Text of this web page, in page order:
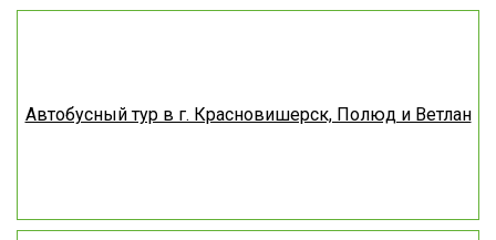
Автобусный тур в г. Красновишерск, Полюд и Ветлан